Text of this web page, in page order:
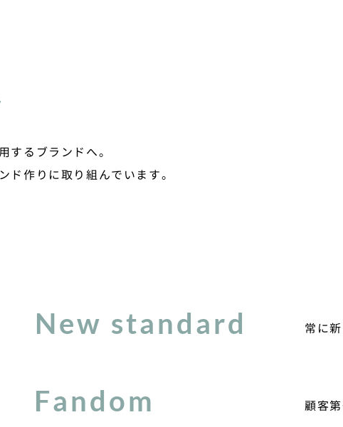
するブランドへ。
ド作りに取り組んでいます。
New standard 常に
Fandom 顧客